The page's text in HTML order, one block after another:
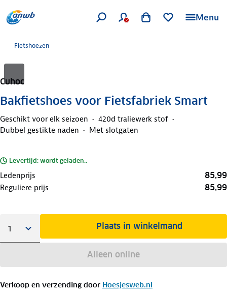
Menu
Fietshoezen
Cuhoc
Bakfietshoes voor Fietsfabriek Smart
Geschikt voor elk seizoen
420d traliewerk stof
Dubbel gestikte naden
Met slotgaten
Levertijd: wordt geladen..
Ledenprijs 85,99
Reguliere prijs 85,99
Plaats in winkelmand
Alleen online
Verkoop en verzending door Hoesjesweb.nl